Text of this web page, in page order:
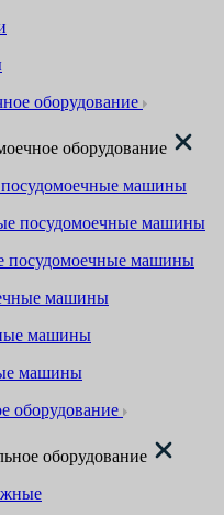
оборудование
оборудование
машины
посудомоечные машины
посудомоечные машины
машины
машины
машины
оборудование
оборудование